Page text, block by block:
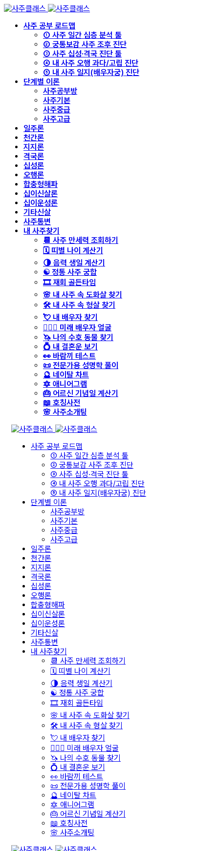
사주 공부 로드맵
① 사주 일간 심층 분석 툴
② 궁통보감 사주 조후 진단
③ 사주 십성·격국 진단 툴
④ 내 사주 오행 과다/고립 진단
⑤ 내 사주 일지(배우자궁) 진단
단계별 이론
사주공부방
사주기본
사주중급
사주고급
일주론
천간론
지지론
격국론
십성론
오행론
합충형해파
십이신살론
십이운성론
기타신살
사주통변
내 사주찾기
📆 사주 만세력 조회하기
🗓️ 띠별 나이 계산기
🌗 음력 생일 계산기
☯️ 정통 사주 궁합
🎞️ 재회 골든타임
🌸 내 사주 속 도화살 찾기
🛠️ 내 사주 속 형살 찾기
💘 내 배우자 찾기
👩‍❤️‍👨 미래 배우자 얼굴
🦄 나의 수호 동물 찾기
💍 내 결혼운 보기
👀 바람끼 테스트
📜 전문가용 성명학 풀이
🔮 네이탈 차트
🔯 애니어그램
🎂 어르신 기념일 계산기
📖 호칭사전
🌸 사주소개팅
사주 공부 로드맵
① 사주 일간 심층 분석 툴
② 궁통보감 사주 조후 진단
③ 사주 십성·격국 진단 툴
④ 내 사주 오행 과다/고립 진단
⑤ 내 사주 일지(배우자궁) 진단
단계별 이론
사주공부방
사주기본
사주중급
사주고급
일주론
천간론
지지론
격국론
십성론
오행론
합충형해파
십이신살론
십이운성론
기타신살
사주통변
내 사주찾기
📆 사주 만세력 조회하기
🗓️ 띠별 나이 계산기
🌗 음력 생일 계산기
☯️ 정통 사주 궁합
🎞️ 재회 골든타임
🌸 내 사주 속 도화살 찾기
🛠️ 내 사주 속 형살 찾기
💘 내 배우자 찾기
👩‍❤️‍👨 미래 배우자 얼굴
🦄 나의 수호 동물 찾기
💍 내 결혼운 보기
👀 바람끼 테스트
📜 전문가용 성명학 풀이
🔮 네이탈 차트
🔯 애니어그램
🎂 어르신 기념일 계산기
📖 호칭사전
🌸 사주소개팅